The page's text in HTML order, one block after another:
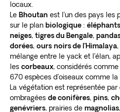
locaux.
Le Bhoutan est l’un des pays les
sur le plan biologique : éléphants
neiges, tigres du Bengale,
dorées, ours noirs de l’Himalaya,
mélange entre le yack et l’élan,
les corbeaux, considérés comme
670 espèces d’oiseaux comme la
La végétation est représentée
ombragées de conifères, pins,
genévriers, prairies de magnolias,